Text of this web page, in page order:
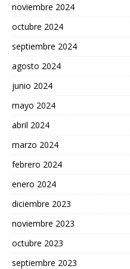
noviembre 2024
octubre 2024
septiembre 2024
agosto 2024
junio 2024
mayo 2024
abril 2024
marzo 2024
febrero 2024
enero 2024
diciembre 2023
noviembre 2023
octubre 2023
septiembre 2023